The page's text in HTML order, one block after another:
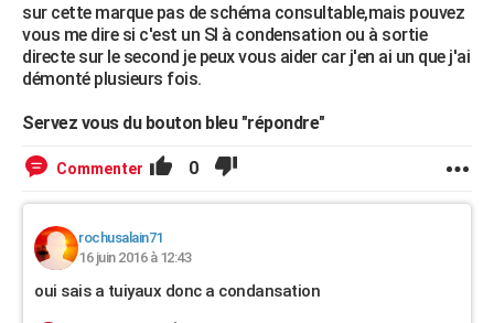
FORUM
Bricolage
Lifestyle
Culture
Sport
Auto
Television
Voyage
Cinema
sur cette marque pas de schéma consultable,mais pouvez
vous me dire si c'est un Sl à condensation ou à sortie
directe sur le second je peux vous aider car j'en ai un que j'ai
démonté plusieurs fois.
Servez vous du bouton bleu "répondre"
Commenter 0
rochusalain71
16 juin 2016 à 12:43
oui sais a tuiyaux donc a condansation